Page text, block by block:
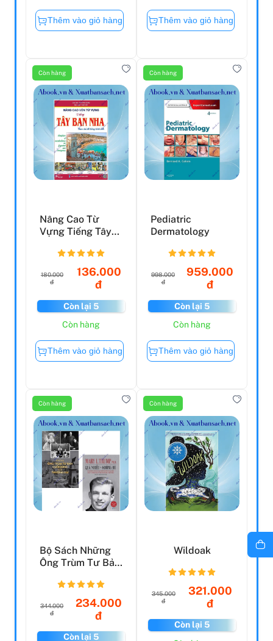
Thêm vào giỏ hàng Thêm vào giỏ hàng
Còn hàng
Nâng Cao Từ
Vựng Tiếng Tây
Chủ Đề Bằn...
180.000
đ
136.000
đ
Còn lại 5
Còn hàng
Thêm vào giỏ hàng
Còn hàng
Pediatric
Dermatology
998.000
đ
959.000
đ
Còn lại 5
Còn hàng
Thêm vào giỏ hàng
Còn hàng
Bộ Sách Những
Ông Trùm Tư Bản
Thượng H...
344.000
đ
234.000
đ
Còn lại 5
Còn hàng
Wildoak
345.000
đ
321.000
đ
Còn lại 5